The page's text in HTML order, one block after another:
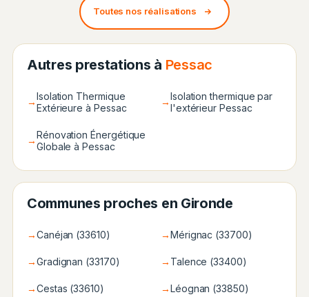
Toutes nos réalisations
Autres prestations à Pessac
→Isolation Thermique
Extérieure à Pessac
→Isolation thermique par
l'extérieur Pessac
→Rénovation Énergétique
Globale à Pessac
Communes proches en Gironde
→Canéjan (33610) →Mérignac (33700)
→Gradignan (33170) → Talence (33400)
→Cestas (33610) →Léognan (33850)